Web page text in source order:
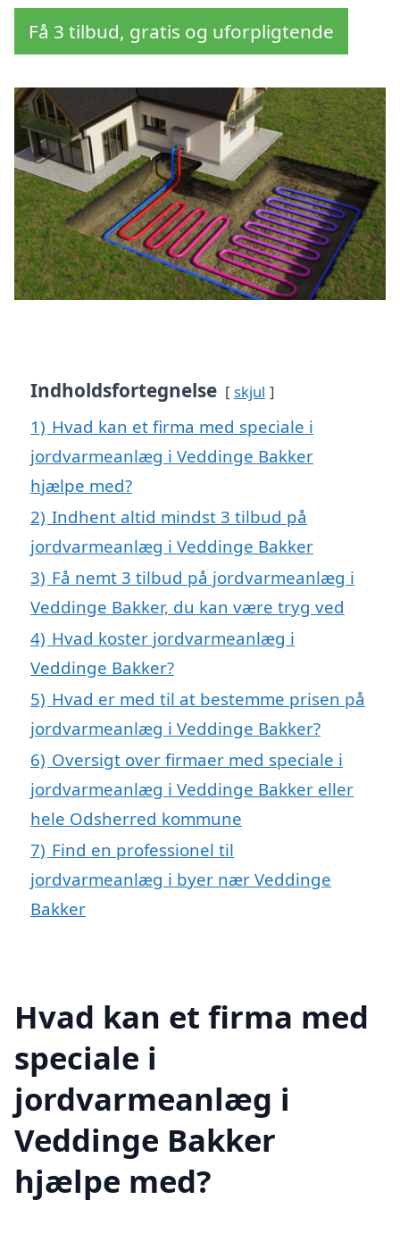
Få 3 tilbud, gratis og uforpligtende
Indholdsfortegnelse skjul
1) Hvad kan et firma med speciale i
jordvarmeanlæg i Veddinge Bakker
hjælpe med?
2) Indhent altid mindst 3 tilbud på
jordvarmeanlæg i Veddinge Bakker
3) Få nemt 3 tilbud på jordvarmeanlæg i
Veddinge Bakker, du kan være tryg ved
4) Hvad koster jordvarmeanlæg i
Veddinge Bakker?
5) Hvad er med til at bestemme prisen på
jordvarmeanlæg i Veddinge Bakker?
6) Oversigt over firmaer med speciale i
jordvarmeanlæg i Veddinge Bakker eller
hele Odsherred kommune
7) Find en professionel til
jordvarmeanlæg i byer nær Veddinge
Bakker
Hvad kan et firma med
speciale i
jordvarmeanlæg i
Veddinge Bakker
hjælpe med?